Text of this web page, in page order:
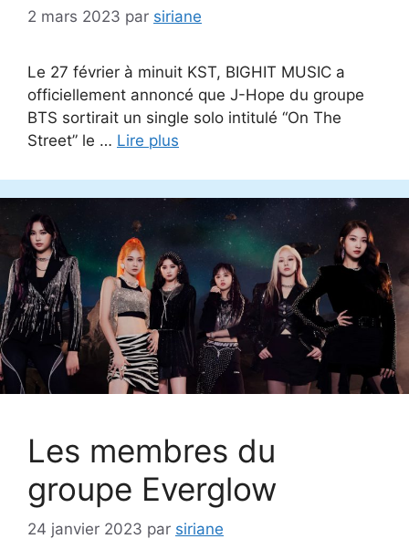
2 mars 2023 par siriane
Le 27 février à minuit KST, BIGHIT MUSIC a
officiellement annoncé que J-Hope du groupe
BTS sortirait un single solo intitulé “On The
Street” le … Lire plus
Les membres du
groupe Everglow
24 janvier 2023 par siriane